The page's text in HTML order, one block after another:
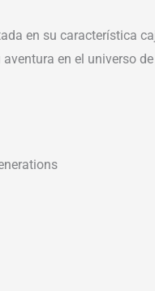
en su característica
en el universo